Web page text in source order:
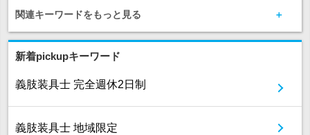
関連キーワードをもっと見る
新着pickupキーワード
義肢装具士 完全週休2日制
義肢装具士 地域限定